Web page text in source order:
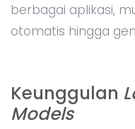
berbagai aplikasi,
otomatis hingga
Keunggulan
Models